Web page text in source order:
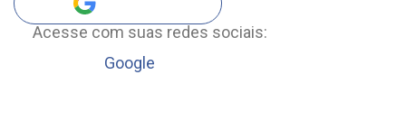
Acesse com suas redes sociais:
Google